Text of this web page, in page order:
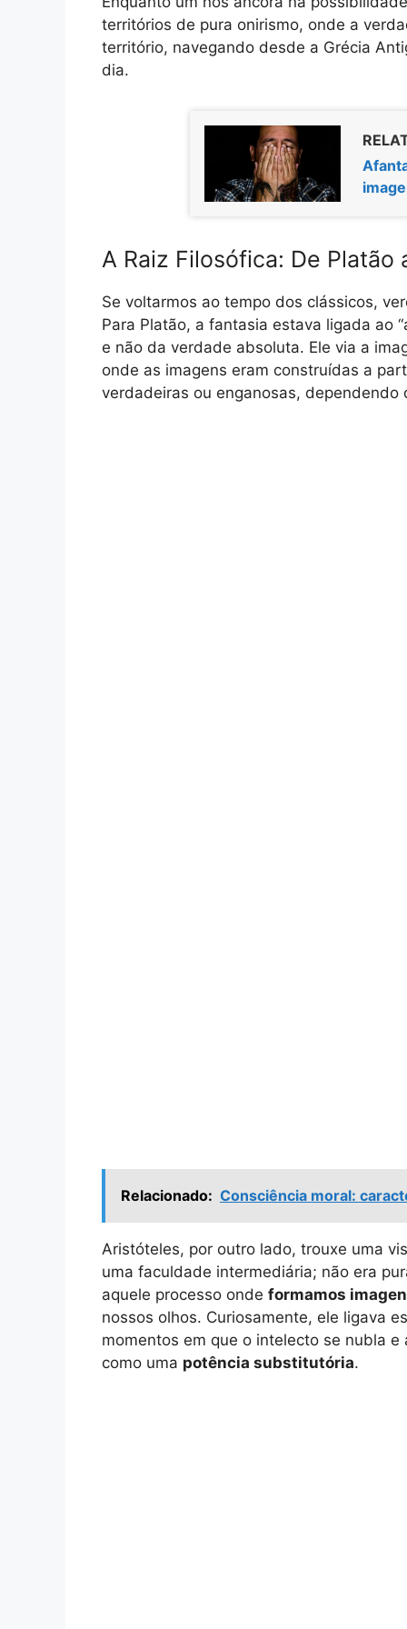
territórios de pura onirismo, onde a
território, navegando desde a Grécia
dia.
A Raiz Filosófica: De Platão
Se voltarmos ao tempo dos clássicos,
Para Platão, a fantasia estava ligada ao
e não da verdade absoluta. Ele via a
onde as imagens eram construídas a
verdadeiras ou enganosas, dependendo
Relacionado: Consciência moral:
Aristóteles, por outro lado, trouxe uma
uma faculdade intermediária; não era
aquele processo onde formamos
nossos olhos. Curiosamente, ele ligava
momentos em que o intelecto se nubla
como uma potência substitutória.